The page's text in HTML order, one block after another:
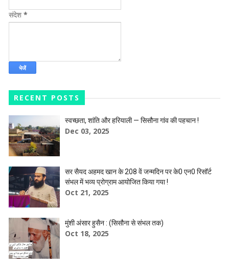
संदेश *
RECENT POSTS
स्वच्छता, शांति और हरियाली — सिसौना गांव की पहचान !
Dec 03, 2025
सर सैयद अहमद खान के 208 वें जन्मदिन पर के0 एन0 रिसॉर्ट
संभल में भव्य प्रोग्राम आयोजित किया गया !
Oct 21, 2025
मुंशी अंसार हुसैन : (सिसौना से संभल तक)
Oct 18, 2025